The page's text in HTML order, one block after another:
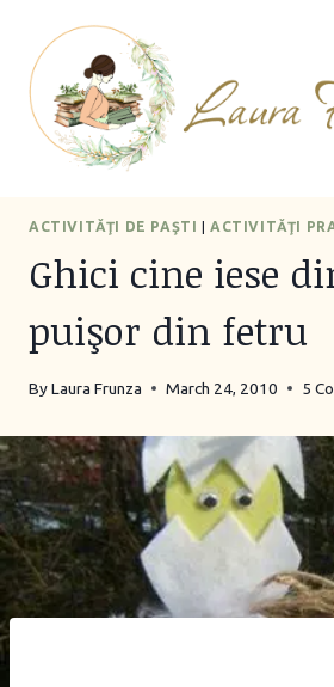
content
ACTIVITĂŢI DE PAŞTI |ACTIVITĂŢI
Ghici cine iese
puişor din fetru
ByLaura Frunza March 24, 2010 5